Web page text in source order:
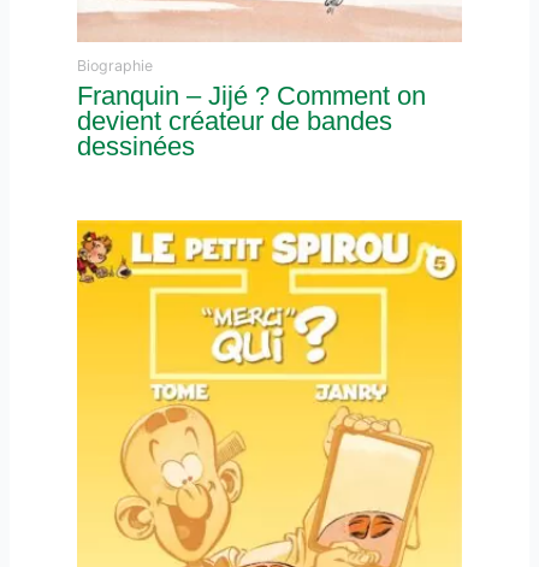
Biographie
Franquin – Jijé ? Comment on
devient créateur de bandes
dessinées